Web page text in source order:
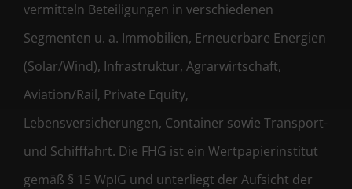
vermitteln Beteiligungen in verschiedenen
Segmenten u. a. Immobilien, Erneuerbare Energien
(Solar/Wind), Infrastruktur, Agrarwirtschaft,
Aviation/Rail, Private Equity,
Lebensversicherungen, Container sowie Transport-
und Schifffahrt. Die FHG ist ein Wertpapierinstitut
gemäß § 15 WpIG und unterliegt der Aufsicht der